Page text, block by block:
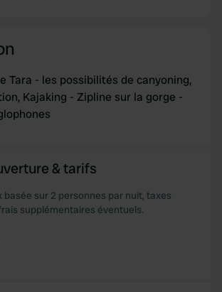
Tara - les possibilités de canyoning,
Kajaking - Zipline sur la gorge -
& tarifs
basée sur 2 personnes par nuit, taxes
supplémentaires éventuels.